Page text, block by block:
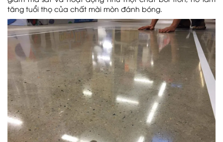
tăng tuổi thọ của chất mài mòn đánh bóng.